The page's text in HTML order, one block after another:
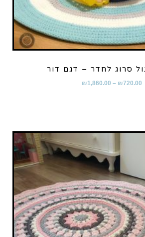
סרוג לחדר – דגם דור
₪720.00
–
₪1,860.00